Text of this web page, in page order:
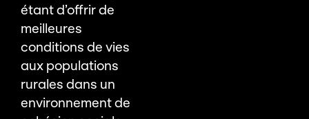
étant d’offrir de
meilleures
conditions de vies
aux populations
rurales dans un
environnement de